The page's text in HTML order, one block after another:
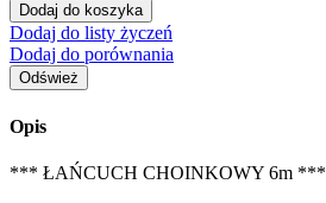
Dodaj do koszyka
Dodaj do listy życzeń
Dodaj do porównania
Opis
*** ŁAŃCUCH CHOINKOWY 6m ***